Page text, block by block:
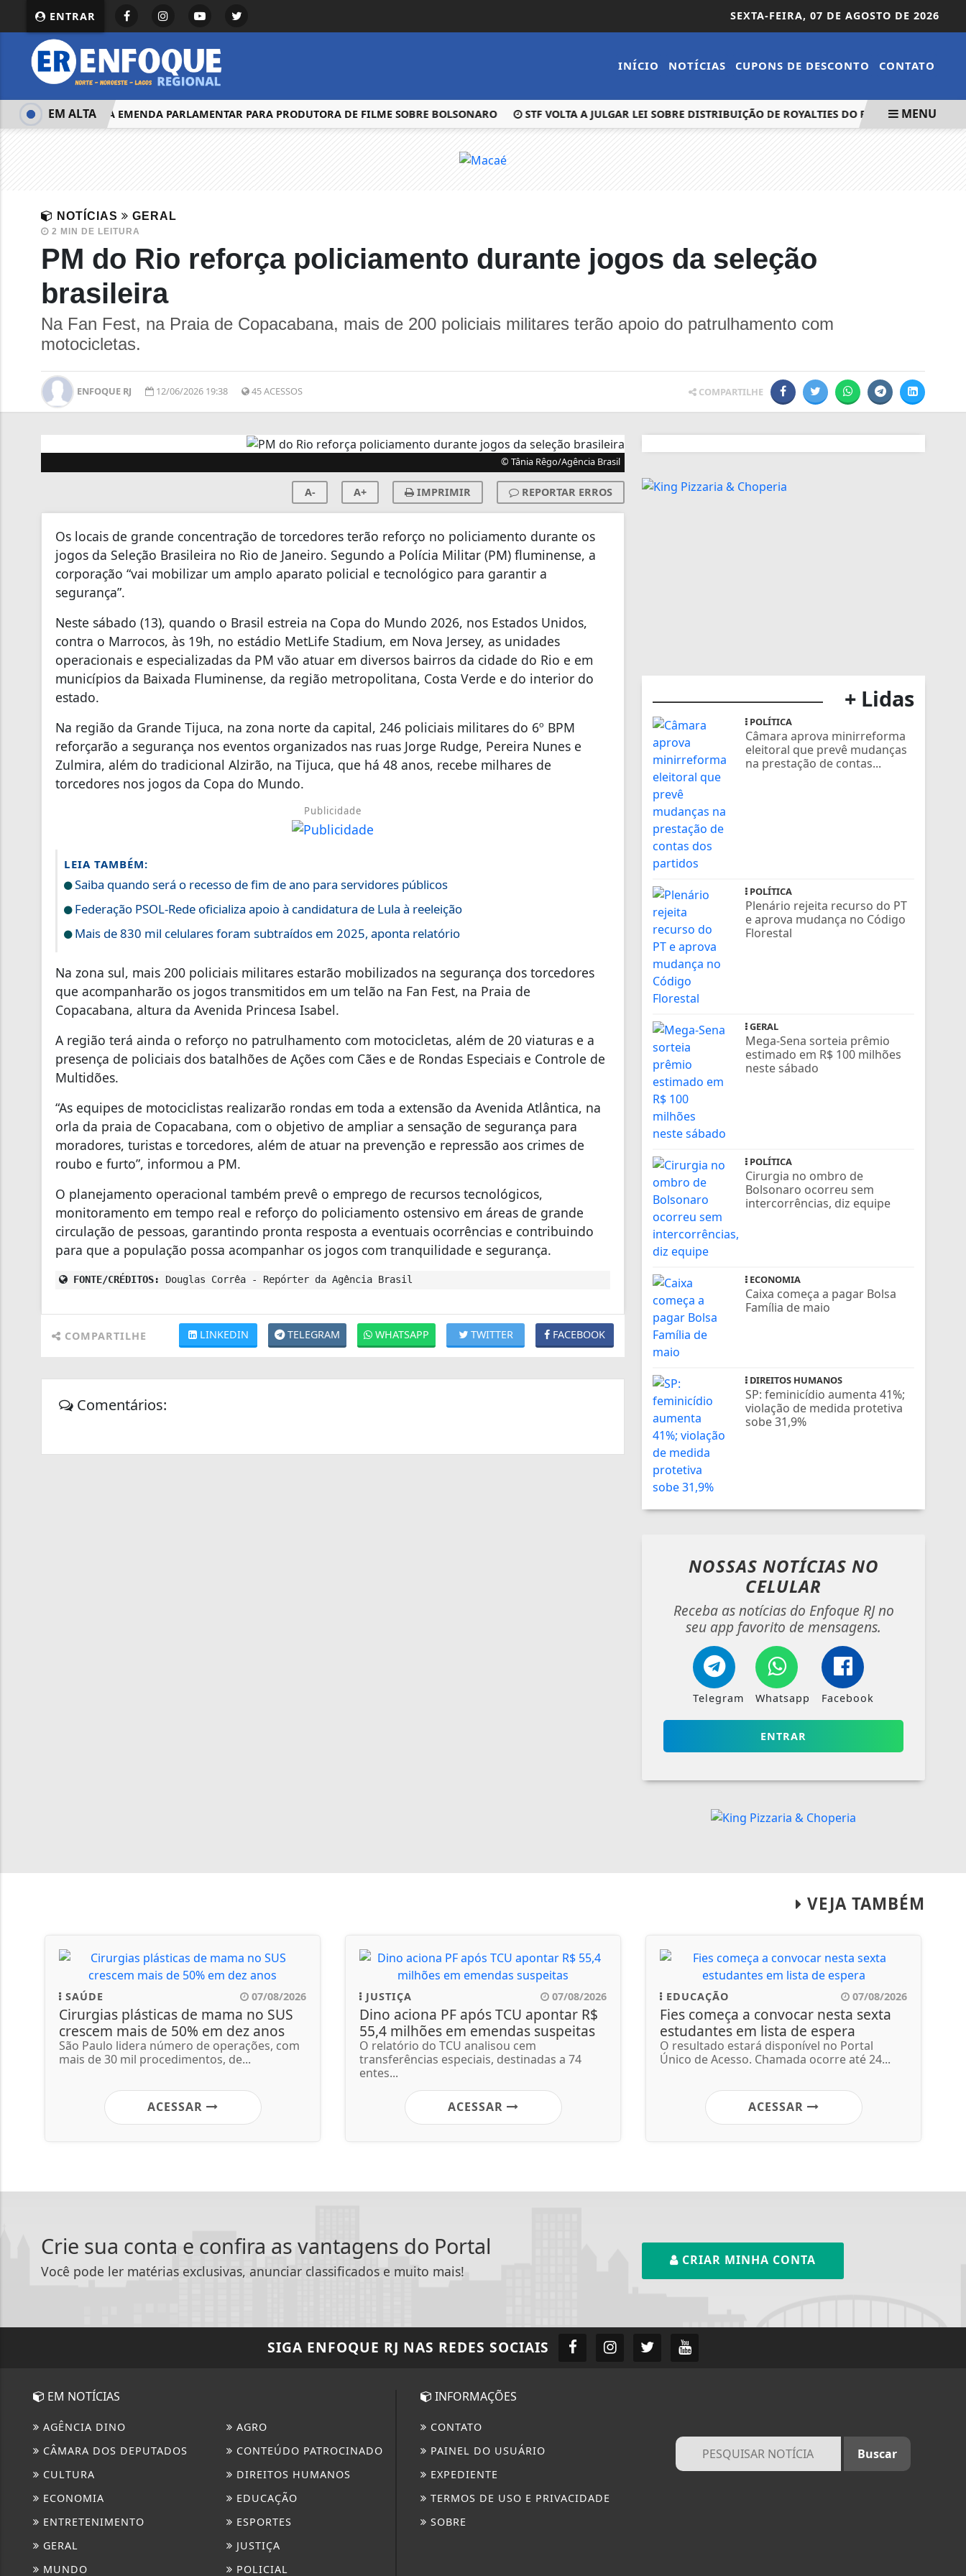
ENTRAR SEXTA-FEIRA, 07 DE AGOSTO DE 2026
INÍCIO NOTÍCIAS CUPONS DE DESCONTO CONTATO
STF APURA EMENDA PARLAMENTAR PARA PRODUTORA DE FILME SOBRE BOLSONARO STF VOLTA A JULGAR LEI SOBRE DISTRIBUIÇÃO DE ROYALTIES DO PETRÓLEO
EM ALTA MENU
NOTÍCIAS GERAL
2 MIN DE LEITURA
PM do Rio reforça policiamento durante jogos da seleção
brasileira
Na Fan Fest, na Praia de Copacabana, mais de 200 policiais militares terão apoio do patrulhamento com
motocicletas.
ENFOQUE RJ 12/06/2026 19:38 45 ACESSOS COMPARTILHE
© Tânia Rêgo/Agência Brasil
A- A+ IMPRIMIR REPORTAR ERROS
Os locais de grande concentração de torcedores terão reforço no policiamento durante os
jogos da Seleção Brasileira no Rio de Janeiro. Segundo a Polícia Militar (PM) fluminense, a
corporação “vai mobilizar um amplo aparato policial e tecnológico para garantir a
segurança”.
Neste sábado (13), quando o Brasil estreia na Copa do Mundo 2026, nos Estados Unidos,
contra o Marrocos, às 19h, no estádio MetLife Stadium, em Nova Jersey, as unidades
operacionais e especializadas da PM vão atuar em diversos bairros da cidade do Rio e em
municípios da Baixada Fluminense, da região metropolitana, Costa Verde e do interior do
estado.
Na região da Grande Tijuca, na zona norte da capital, 246 policiais militares do 6º BPM
reforçarão a segurança nos eventos organizados nas ruas Jorge Rudge, Pereira Nunes e
Zulmira, além do tradicional Alzirão, na Tijuca, que há 48 anos, recebe milhares de
torcedores nos jogos da Copa do Mundo.
Publicidade
LEIA TAMBÉM:
Saiba quando será o recesso de fim de ano para servidores públicos
Federação PSOL-Rede oficializa apoio à candidatura de Lula à reeleição
Mais de 830 mil celulares foram subtraídos em 2025, aponta relatório
Na zona sul, mais 200 policiais militares estarão mobilizados na segurança dos torcedores
que acompanharão os jogos transmitidos em um telão na Fan Fest, na Praia de
Copacabana, altura da Avenida Princesa Isabel.
A região terá ainda o reforço no patrulhamento com motocicletas, além de 20 viaturas e a
presença de policiais dos batalhões de Ações com Cães e de Rondas Especiais e Controle de
Multidões.
“As equipes de motociclistas realizarão rondas em toda a extensão da Avenida Atlântica, na
orla da praia de Copacabana, com o objetivo de ampliar a sensação de segurança para
moradores, turistas e torcedores, além de atuar na prevenção e repressão aos crimes de
roubo e furto”, informou a PM.
O planejamento operacional também prevê o emprego de recursos tecnológicos,
monitoramento em tempo real e reforço do policiamento ostensivo em áreas de grande
circulação de pessoas, garantindo pronta resposta a eventuais ocorrências e contribuindo
para que a população possa acompanhar os jogos com tranquilidade e segurança.
FONTE/CRÉDITOS: Douglas Corrêa - Repórter da Agência Brasil
COMPARTILHE FACEBOOK
TWITTER
WHATSAPP
TELEGRAM
LINKEDIN
Comentários:
+ Lidas
POLÍTICA
Câmara aprova minirreforma
eleitoral que prevê mudanças
na prestação de contas...
POLÍTICA
Plenário rejeita recurso do PT
e aprova mudança no Código
Florestal
GERAL
Mega-Sena sorteia prêmio
estimado em R$ 100 milhões
neste sábado
POLÍTICA
Cirurgia no ombro de
Bolsonaro ocorreu sem
intercorrências, diz equipe
ECONOMIA
Caixa começa a pagar Bolsa
Família de maio
DIREITOS HUMANOS
SP: feminicídio aumenta 41%;
violação de medida protetiva
sobe 31,9%
NOSSAS NOTÍCIAS NO
CELULAR
Receba as notícias do Enfoque RJ no
seu app favorito de mensagens.
Telegram Whatsapp Facebook
ENTRAR
VEJA TAMBÉM
SAÚDE 07/08/2026
Cirurgias plásticas de mama no SUS
crescem mais de 50% em dez anos
São Paulo lidera número de operações, com
mais de 30 mil procedimentos, de...
ACESSAR
JUSTIÇA 07/08/2026
Dino aciona PF após TCU apontar R$
55,4 milhões em emendas suspeitas
O relatório do TCU analisou cem
transferências especiais, destinadas a 74
entes...
ACESSAR
EDUCAÇÃO 07/08/2026
Fies começa a convocar nesta sexta
estudantes em lista de espera
O resultado estará disponível no Portal
Único de Acesso. Chamada ocorre até 24...
ACESSAR
Crie sua conta e confira as vantagens do Portal
Você pode ler matérias exclusivas, anunciar classificados e muito mais!
CRIAR MINHA CONTA
SIGA ENFOQUE RJ NAS REDES SOCIAIS
EM NOTÍCIAS
AGÊNCIA DINO
AGRO
CÂMARA DOS DEPUTADOS
CONTEÚDO PATROCINADO
CULTURA
DIREITOS HUMANOS
ECONOMIA
EDUCAÇÃO
ENTRETENIMENTO
ESPORTES
GERAL
JUSTIÇA
MUNDO
POLICIAL
INFORMAÇÕES
CONTATO
PAINEL DO USUÁRIO
EXPEDIENTE
TERMOS DE USO E PRIVACIDADE
SOBRE